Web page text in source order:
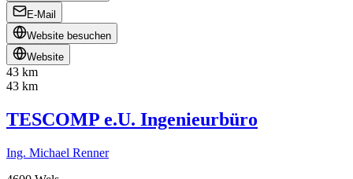
E-Mail
Website besuchen
Website
43 km
43 km
TESCOMP e.U. Ingenieurbüro
Ing. Michael Renner